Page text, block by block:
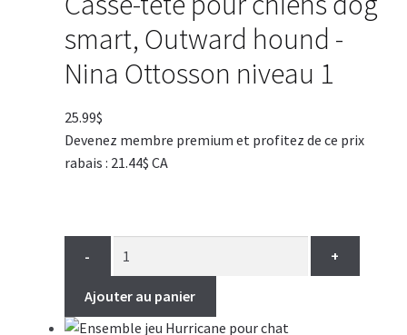
smart, Outward hound -
Nina Ottosson niveau 1
25.99$
Devenez membre premium et profitez de ce prix
rabais : 21.44$ CA
- +
Ajouter au panier